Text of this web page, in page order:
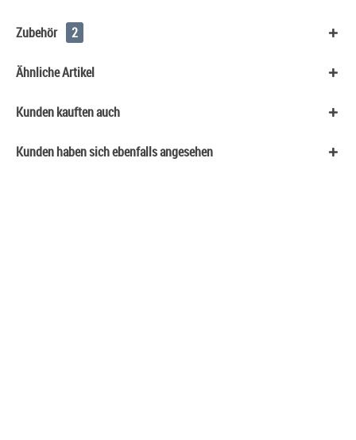
Zubehör 2
Ähnliche Artikel
Kunden kauften auch
Kunden haben sich ebenfalls angesehen